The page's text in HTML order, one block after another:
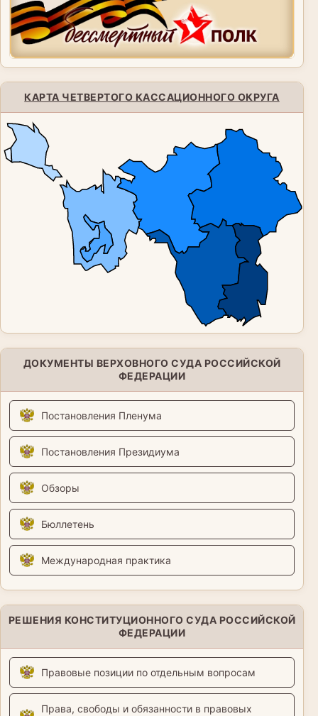
КАРТА ЧЕТВЕРТОГО КАССАЦИОННОГО ОКРУГА
ДОКУМЕНТЫ ВЕРХОВНОГО СУДА РОССИЙСКОЙ
ФЕДЕРАЦИИ
Постановления Пленума
Постановления Президиума
Обзоры
Бюллетень
Международная практика
РЕШЕНИЯ КОНСТИТУЦИОННОГО СУДА РОССИЙСКОЙ
ФЕДЕРАЦИИ
Правовые позиции по отдельным вопросам
Права, свободы и обязанности в правовых